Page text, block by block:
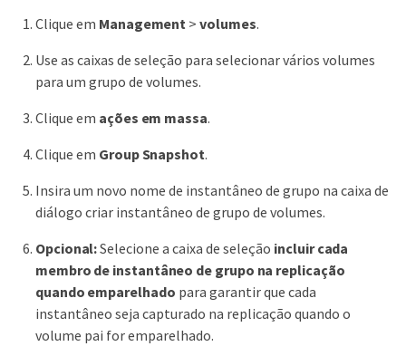
Clique em Management >volumes.
Use as caixas de seleção para selecionar vários volumes
para um grupo de volumes.
Clique em ações em massa.
Clique em Group Snapshot.
Insira um novo nome de instantâneo de grupo na caixa de
diálogo criar instantâneo de grupo de volumes.
Opcional:Selecione a caixa de seleção incluir cada
membro de instantâneo de grupo na replicação
quando emparelhado para garantir que cada
instantâneo seja capturado na replicação quando o
volume pai for emparelhado.